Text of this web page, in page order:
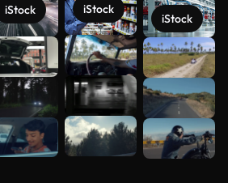
iStock iStock
iStock
Veja mais